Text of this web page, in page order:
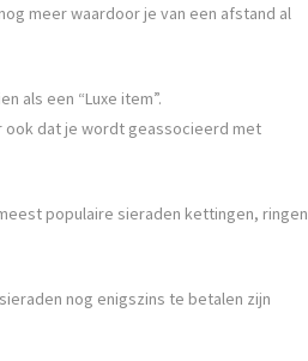
meer waardoor je van een afstand al
als een “Luxe item”.
ook dat je wordt geassocieerd met
populaire sieraden kettingen, ringen
nog enigszins te betalen zijn